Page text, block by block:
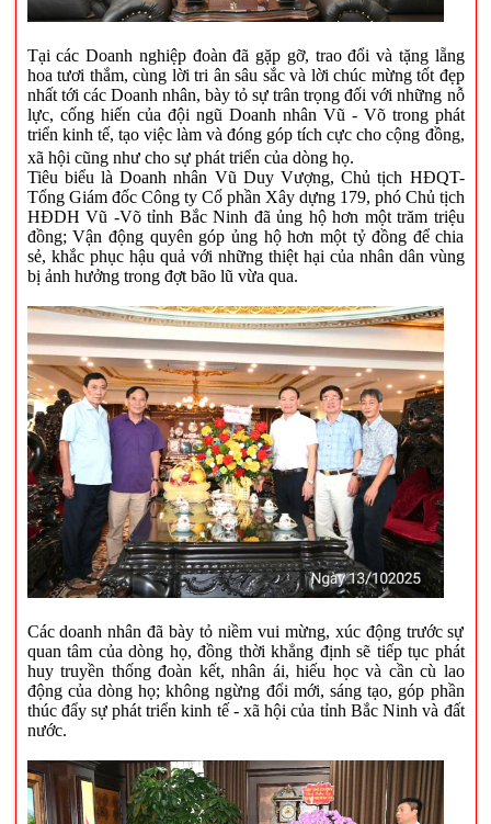
Tại các Doanh nghiệp đoàn đã gặp gỡ, trao đổi và tặng lẵng
hoa tươi thắm, cùng lời tri ân sâu sắc và lời chúc mừng tốt đẹp
nhất tới các Doanh nhân, bày tỏ sự trân trọng đối với những nỗ
lực, cống hiến của đội ngũ Doanh nhân Vũ - Võ trong phát
triển kinh tế, tạo việc làm và đóng góp tích cực cho cộng đồng,
xã hội cũng như cho sự phát triển của dòng họ.
Tiêu biểu là Doanh nhân Vũ Duy Vượng, Chủ tịch HĐQT-
Tổng Giám đốc Công ty Cổ phần Xây dựng 179, phó Chủ tịch
HĐDH Vũ -Võ tỉnh Bắc Ninh đã ủng hộ hơn một trăm triệu
đồng; Vận động quyên góp ủng hộ hơn một tỷ đồng để chia
sẻ, khắc phục hậu quả với những thiệt hại của nhân dân vùng
bị ảnh hưởng trong đợt bão lũ vừa qua.
Các doanh nhân đã bày tỏ niềm vui mừng, xúc động trước sự
quan tâm của dòng họ, đồng thời khẳng định sẽ tiếp tục phát
huy truyền thống đoàn kết, nhân ái, hiếu học và cần cù lao
động của dòng họ; không ngừng đổi mới, sáng tạo, góp phần
thúc đẩy sự phát triển kinh tế - xã hội của tỉnh Bắc Ninh và đất
nước.